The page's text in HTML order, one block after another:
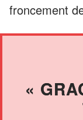
froncement
«